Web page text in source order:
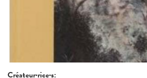
Créateur·rice·s: